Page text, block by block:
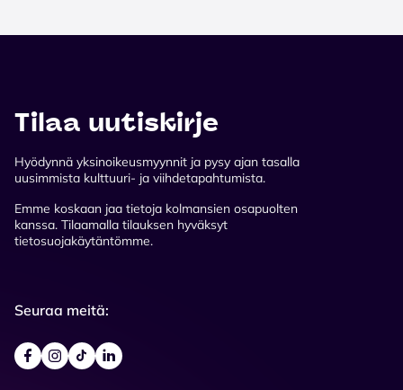
Tilaa uutiskirje
Hyödynnä yksinoikeusmyynnit ja pysy ajan tasalla
uusimmista kulttuuri- ja viihdetapahtumista.
Emme koskaan jaa tietoja kolmansien osapuolten
kanssa. Tilaamalla tilauksen hyväksyt
tietosuojakäytäntömme.
Seuraa meitä: